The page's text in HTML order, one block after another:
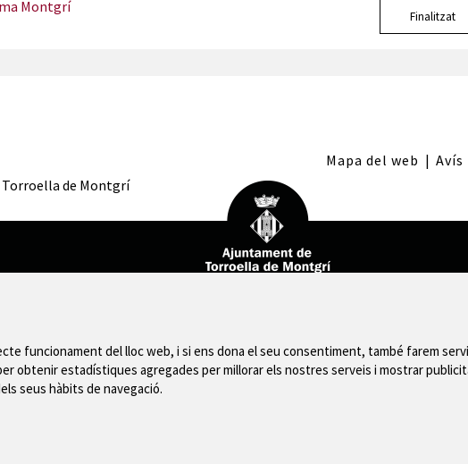
Montgrí
Finalitzat
Torroella de Montgrí
Mapa del web | Avís
funcionament del lloc web, i si ens dona el seu consentiment, també farem
obtenir estadístiques agregades per millorar els nostres serveis i mostrar
seus hàbits de navegació.